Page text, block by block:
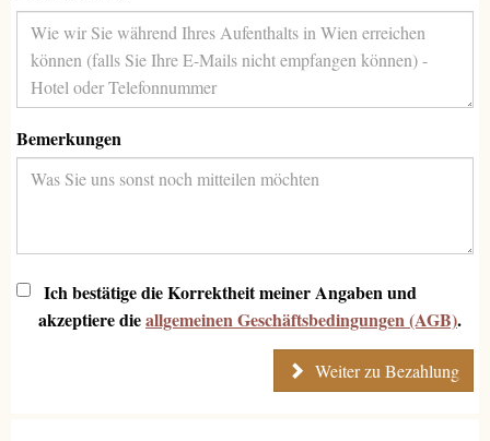
Bemerkungen
Ich bestätige die Korrektheit meiner Angaben und
akzeptiere dieallgemeinen Geschäftsbedingungen (AGB).
Weiter zu Bezahlung